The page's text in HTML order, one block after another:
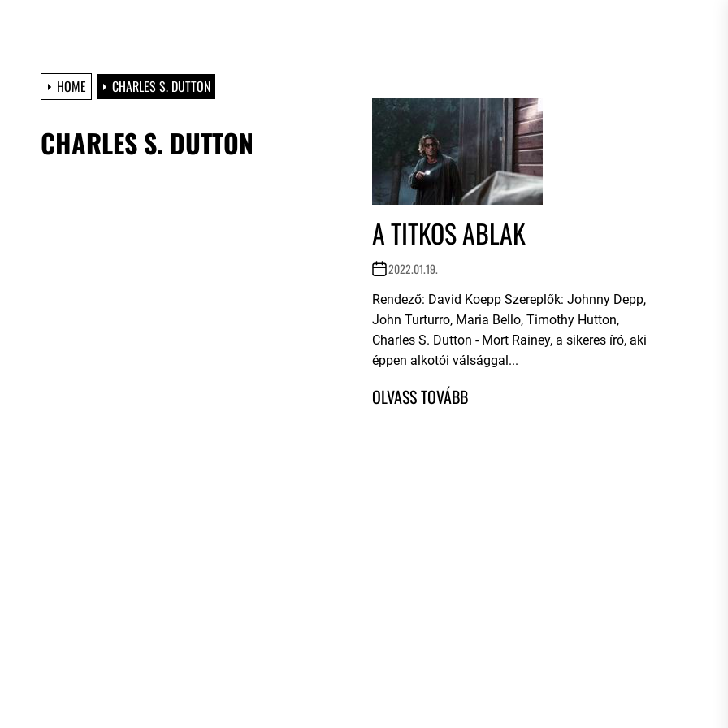
HOME CHARLES S. DUTTON
CHARLES S. DUTTON
A TITKOS ABLAK
2022.01.19.
Rendező: David Koepp Szereplők: Johnny Depp,
John Turturro, Maria Bello, Timothy Hutton,
Charles S. Dutton - Mort Rainey, a sikeres író, aki
éppen alkotói válsággal...